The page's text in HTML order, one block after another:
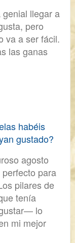
llegar a
pero
va a ser fácil.
las ganas
habéis
gustado?
agosto
para
pilares de
tenía
lo
mi mejor